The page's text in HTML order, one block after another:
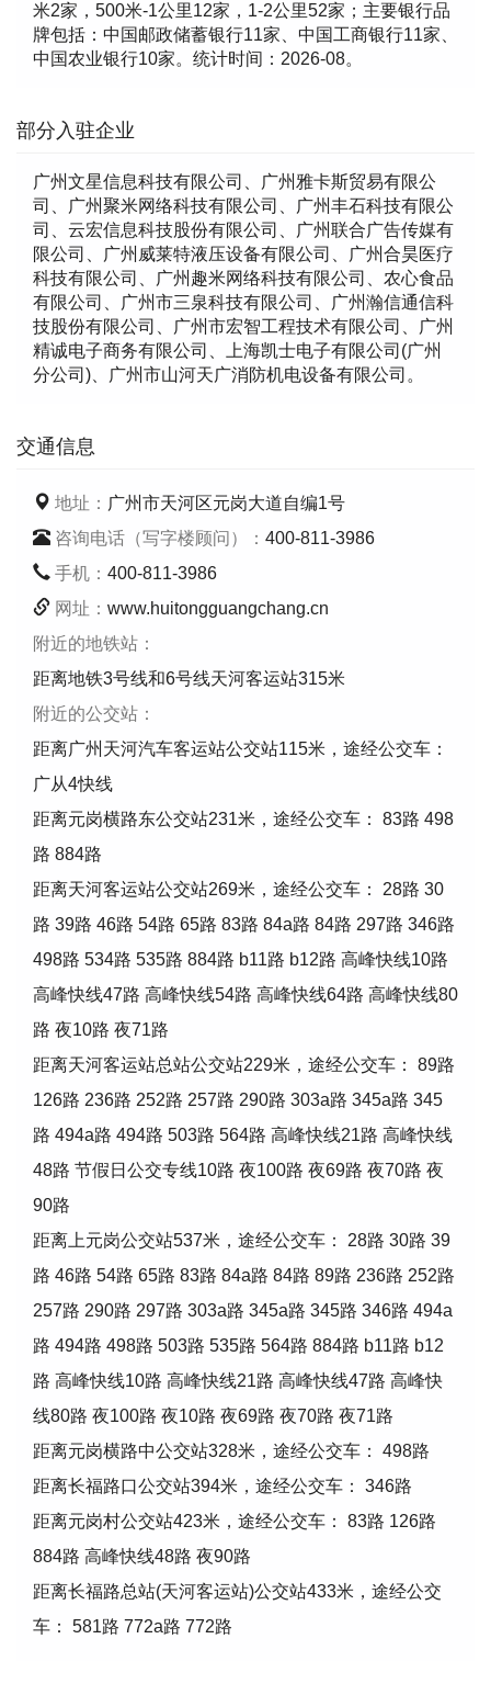
米2家，500米-1公里12家，1-2公里52家；主要银行品
牌包括：中国邮政储蓄银行11家、中国工商银行11家、
中国农业银行10家。统计时间：2026-08。
部分入驻企业
广州文星信息科技有限公司、广州雅卡斯贸易有限公
司、广州聚米网络科技有限公司、广州丰石科技有限公
司、云宏信息科技股份有限公司、广州联合广告传媒有
限公司、广州威莱特液压设备有限公司、广州合昊医疗
科技有限公司、广州趣米网络科技有限公司、农心食品
有限公司、广州市三泉科技有限公司、广州瀚信通信科
技股份有限公司、广州市宏智工程技术有限公司、广州
精诚电子商务有限公司、上海凯士电子有限公司(广州
分公司)、广州市山河天广消防机电设备有限公司。
交通信息
地址： 广州市天河区元岗大道自编1号
咨询电话（写字楼顾问）： 400-811-3986
手机： 400-811-3986
网址： www.huitongguangchang.cn
附近的地铁站：
距离地铁3号线和6号线天河客运站315米
附近的公交站：
距离广州天河汽车客运站公交站115米，途经公交车：
广从4快线
距离元岗横路东公交站231米，途经公交车： 83路 498
路 884路
距离天河客运站公交站269米，途经公交车： 28路 30
路 39路 46路 54路 65路 83路 84a路 84路 297路 346路
498路 534路 535路 884路 b11路 b12路 高峰快线10路
高峰快线47路 高峰快线54路 高峰快线64路 高峰快线80
路 夜10路 夜71路
距离天河客运站总站公交站229米，途经公交车： 89路
126路 236路 252路 257路 290路 303a路 345a路 345
路 494a路 494路 503路 564路 高峰快线21路 高峰快线
48路 节假日公交专线10路 夜100路 夜69路 夜70路 夜
90路
距离上元岗公交站537米，途经公交车： 28路 30路 39
路 46路 54路 65路 83路 84a路 84路 89路 236路 252路
257路 290路 297路 303a路 345a路 345路 346路 494a
路 494路 498路 503路 535路 564路 884路 b11路 b12
路 高峰快线10路 高峰快线21路 高峰快线47路 高峰快
线80路 夜100路 夜10路 夜69路 夜70路 夜71路
距离元岗横路中公交站328米，途经公交车： 498路
距离长福路口公交站394米，途经公交车： 346路
距离元岗村公交站423米，途经公交车： 83路 126路
884路 高峰快线48路 夜90路
距离长福路总站(天河客运站)公交站433米，途经公交
车： 581路 772a路 772路